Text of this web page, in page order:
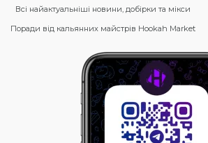
Всі найактуальніші новини, добірки та мікси
Поради від кальянних майстрів Hookah Market